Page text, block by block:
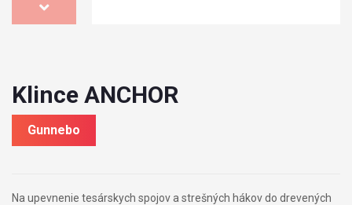
Klince ANCHOR
Gunnebo
Na upevnenie tesárskych spojov a strešných hákov do drevených